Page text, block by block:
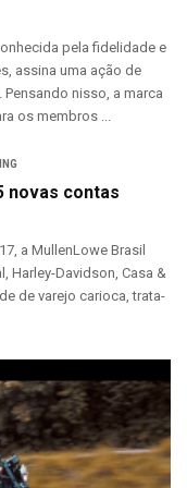
pela fidelidade e
assina uma ação de
nisso, a marca
os membros ...
novas contas
a MullenLowe Brasil
Harley-Davidson, Casa &
de varejo carioca, trata-